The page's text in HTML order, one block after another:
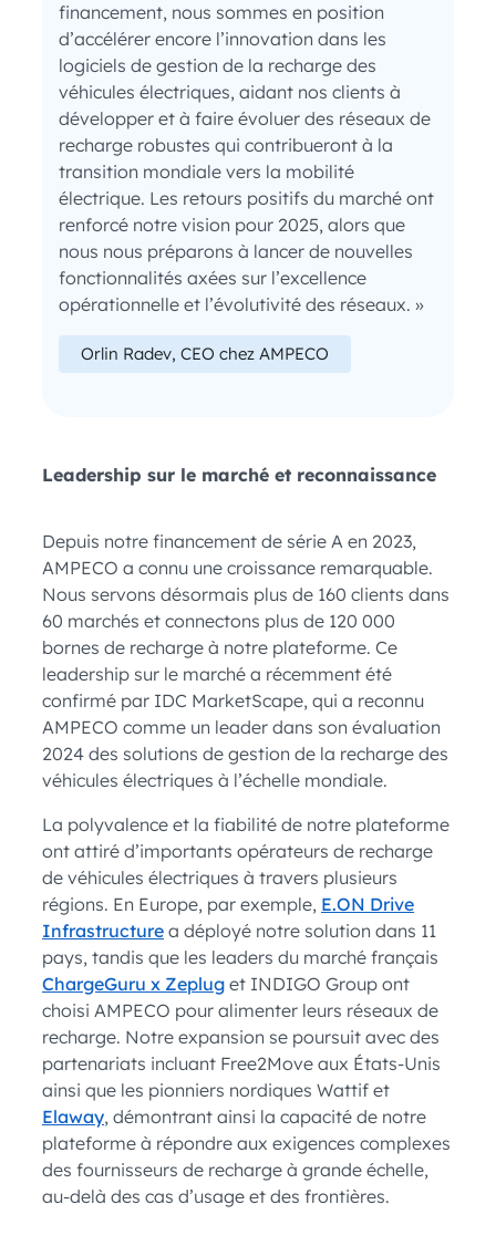
financement, nous sommes en position
d’accélérer encore l’innovation dans les
logiciels de gestion de la recharge des
véhicules électriques, aidant nos clients à
développer et à faire évoluer des réseaux de
recharge robustes qui contribueront à la
transition mondiale vers la mobilité
électrique. Les retours positifs du marché ont
renforcé notre vision pour 2025, alors que
nous nous préparons à lancer de nouvelles
fonctionnalités axées sur l’excellence
opérationnelle et l’évolutivité des réseaux. »
Orlin Radev, CEO chez AMPECO
Leadership sur le marché et reconnaissance
Depuis notre financement de série A en 2023,
AMPECO a connu une croissance remarquable.
Nous servons désormais plus de 160 clients dans
60 marchés et connectons plus de 120 000
bornes de recharge à notre plateforme. Ce
leadership sur le marché a récemment été
confirmé par IDC MarketScape, qui a reconnu
AMPECO comme un leader dans son évaluation
2024 des solutions de gestion de la recharge des
véhicules électriques à l’échelle mondiale.
La polyvalence et la fiabilité de notre plateforme
ont attiré d’importants opérateurs de recharge
de véhicules électriques à travers plusieurs
régions. En Europe, par exemple, E.ON Drive
Infrastructure a déployé notre solution dans 11
pays, tandis que les leaders du marché français
ChargeGuru x Zeplug et INDIGO Group ont
choisi AMPECO pour alimenter leurs réseaux de
recharge. Notre expansion se poursuit avec des
partenariats incluant Free2Move aux États-Unis
ainsi que les pionniers nordiques Wattif et
Elaway, démontrant ainsi la capacité de notre
plateforme à répondre aux exigences complexes
des fournisseurs de recharge à grande échelle,
au-delà des cas d’usage et des frontières.